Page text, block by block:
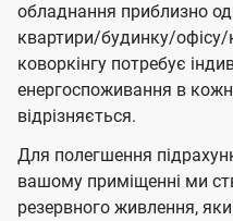
обладнання приблизно
квартири/будинку/
коворкінгу потребує
енергоспоживання в
відрізняється.
Для полегшення
вашому приміщенні ми
резервного живлення,